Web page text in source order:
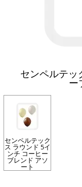
センペルテッ
ー
センペルテック
ス ラウンド 5イ
ンチ コーヒー
ブレンド アソ
ート